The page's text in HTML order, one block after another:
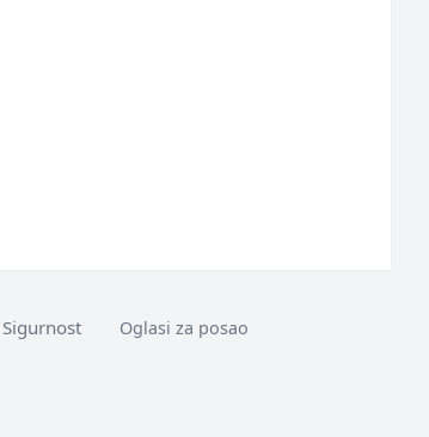
Sigurnost Oglasi za posao